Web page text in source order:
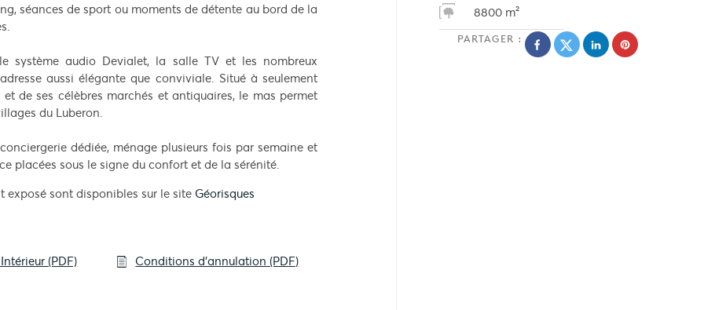
séances de sport ou moments de détente au bord de la
système audio Devialet, la salle TV et les nombreux
aussi élégante que conviviale. Situé à seulement
de ses célèbres marchés et antiquaires, le mas permet
du Luberon.
dédiée, ménage plusieurs fois par semaine et
placées sous le signe du confort et de la sérénité.
exposé sont disponibles sur le site Géorisques
(PDF) Conditions d'annulation (PDF)
8800 m²
PARTAGER :